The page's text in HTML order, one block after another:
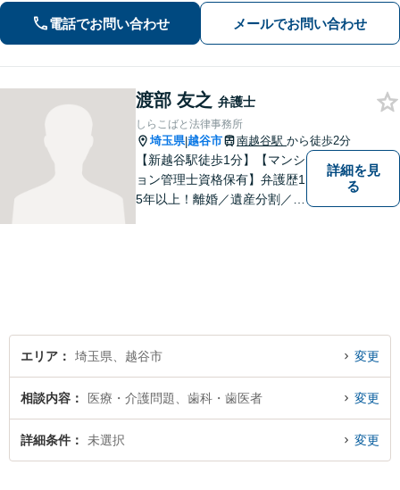
【地域密着型の事務所】【休日・夜間
面談可能】
電話でお問い合わせ メールでお問い合わせ
渡部 友之 弁護士
しらこばと法律事務所
埼玉県|越谷市 南越谷駅 から徒歩2分
【新越谷駅徒歩1分】【マンシ
ョン管理士資格保有】弁護歴1
5年以上！離婚／遺産分割／刑
詳細を見
る
エリア 埼玉県、越谷市 変更
相談内容 医療・介護問題、歯科・歯医者 変更
詳細条件 未選択 変更